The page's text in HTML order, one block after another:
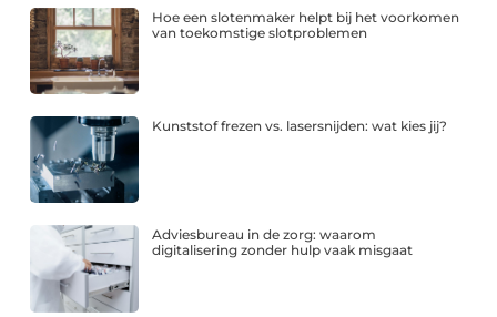
Hoe een slotenmaker helpt bij het voorkomen
van toekomstige slotproblemen
Kunststof frezen vs. lasersnijden: wat kies jij?
Adviesbureau in de zorg: waarom
digitalisering zonder hulp vaak misgaat